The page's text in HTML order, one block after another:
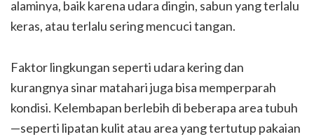
alaminya, baik karena udara dingin, sabun yang terlalu
keras, atau terlalu sering mencuci tangan.
Faktor lingkungan seperti udara kering dan
kurangnya sinar matahari juga bisa memperparah
kondisi. Kelembapan berlebih di beberapa area tubuh
—seperti lipatan kulit atau area yang tertutup pakaian